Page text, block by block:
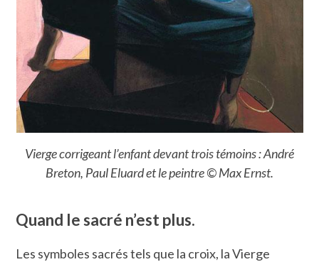
Vierge corrigeant l’enfant devant trois témoins : André
Breton, Paul Eluard et le peintre © Max Ernst.
Quand le sacré n’est plus.
Les symboles sacrés tels que la croix, la Vierge